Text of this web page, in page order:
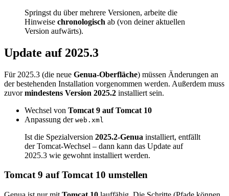
Springst du über mehrere Versionen, arbeite die
Hinweise chronologisch ab (von deiner aktuellen
Version aufwärts).
Update auf 2025.3
Für 2025.3 (die neue Genua-Oberfläche) müssen Änderungen an
der bestehenden Installation vorgenommen werden. Außerdem muss
zuvormindestens Version 2025.2 installiert sein.
Wechsel von Tomcat 9 auf Tomcat 10
Anpassung der web.xml
Ist die Spezialversion 2025.2-Genua installiert, entfällt
der Tomcat-Wechsel – dann kann das Update auf
2025.3 wie gewohnt installiert werden.
Tomcat 9 auf Tomcat 10 umstellen